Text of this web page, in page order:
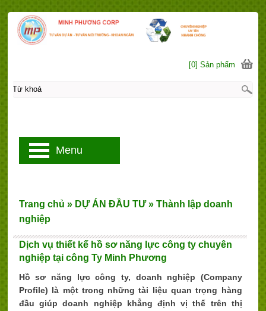
Dịch vụ thiết kế hồ sơ năng lực công ty chuyên
nghiệp tại công Ty Minh Phương
Hồ sơ năng lực công ty, doanh nghiệp (Company
Profile) là một trong những tài liệu quan trọng hàng
đầu giúp doanh nghiệp khẳng định vị thế trên thị
Trang chủ » DỰ ÁN ĐẦU TƯ » Thành lập doanh
nghiệp
[0] Sản phẩm
Menu